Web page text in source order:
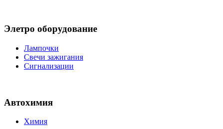
Элетро оборудование
Лампочки
Свечи зажигания
Сигнализации
Автохимия
Химия